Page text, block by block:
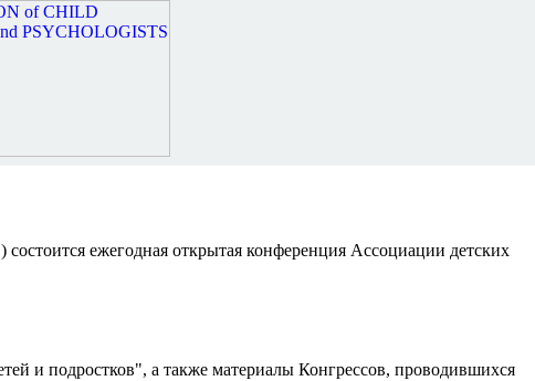
ежегодная открытая конференция Ассоциации детских
и подростков", а также материалы Конгрессов, проводившихся